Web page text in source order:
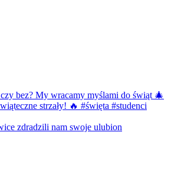
zdradzili nam swoje ulubion